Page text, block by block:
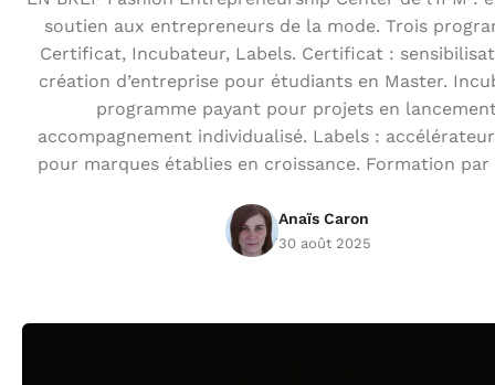
soutien aux entrepreneurs de la mode. Trois
Certificat, Incubateur, Labels. Certificat :
création d’entreprise pour étudiants en Master.
programme payant pour projets en
accompagnement individualisé. Labels :
pour marques établies en croissance. Formation
Anaïs Caron
30 août 2025